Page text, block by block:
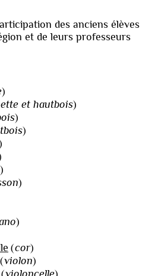
des anciens élèves
et de leurs professeurs
)
et hautbois)
)
)
)
)
)
(cor)
(violon)
(violoncelle)